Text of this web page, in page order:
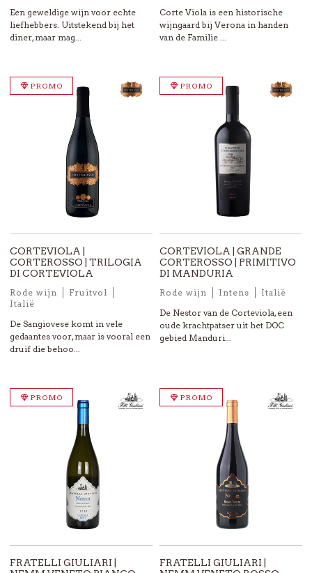
Een geweldige wijn voor echte
liefhebbers. Uitstekend bij het
diner, maar mag...
Corte Viola is een historische
wijngaard bij Verona in handen
van de Familie ...
PROMO
CORTEVIOLA |
CORTEROSSO | TRILOGIA
DI CORTEVIOLA
Rode wijn
Fruitvol
Italië
De Sangiovese komt in vele
gedaantes voor, maar is vooral een
druif die behoo...
PROMO
CORTEVIOLA | GRANDE
CORTEROSSO | PRIMITIVO
DI MANDURIA
Rode wijn Intens
Italië
De Nestor van de Corteviola, een
oude krachtpatser uit het DOC
gebied Manduri...
PROMO
FRATELLI GIULIARI |
PROMO
FRATELLI GIULIARI |